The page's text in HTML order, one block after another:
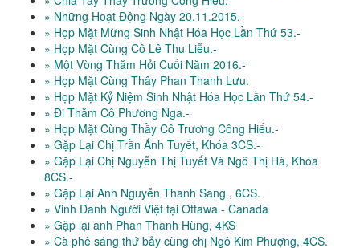
» Những Hoạt Động Ngày 20.11.2015.-
» Họp Mặt Mừng Sinh Nhật Hóa Học Lần Thứ 53.-
» Họp Mặt Cùng Cô Lê Thu Liễu.-
» Một Vòng Thăm Hỏi Cuối Năm 2016.-
» Họp Mặt Cùng Thây Phan Thanh Lưu.
» Họp Mặt Kỷ Niệm Sinh Nhật Hóa Học Lần Thứ 54.-
» Đi Thăm Cô Phương Nga.-
» Họp Mặt Cùng Thầy Cô Trương Công Hiếu.-
» Gặp Lại Chị Trần Ánh Tuyết, Khóa 3CS.-
» Gặp Lại Chị Nguyễn Thị Tuyết Và Ngô Thị Hà, Khóa
8CS.-
» Gặp Lại Anh Nguyễn Thanh Sang , 6CS.
» Vinh Danh Người Việt tại Ottawa - Canada
» Gặp lại anh Phan Thanh Hùng, 4KS
» Cà phê sáng thứ bảy cùng chị Ngô Kim Phượng, 4CS.